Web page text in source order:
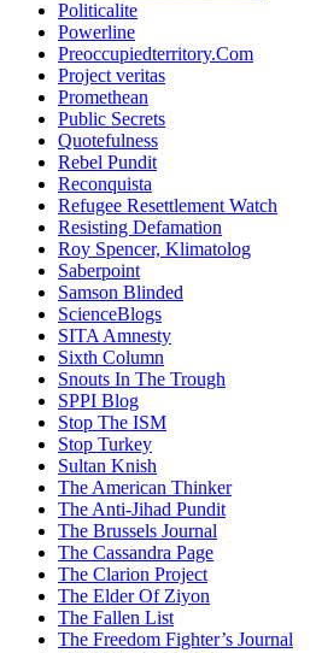
Politicalite
Powerline
Preoccupiedterritory.Com
Project veritas
Promethean
Public Secrets
Quotefulness
Rebel Pundit
Reconquista
Refugee Resettlement Watch
Resisting Defamation
Roy Spencer, Klimatolog
Saberpoint
Samson Blinded
ScienceBlogs
SITA Amnesty
Sixth Column
Snouts In The Trough
SPPI Blog
Stop The ISM
Stop Turkey
Sultan Knish
The American Thinker
The Anti-Jihad Pundit
The Brussels Journal
The Cassandra Page
The Clarion Project
The Elder Of Ziyon
The Fallen List
The Freedom Fighter’s Journal